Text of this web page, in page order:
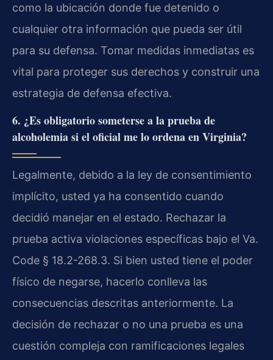
como la ubicación donde fue detenido o
cualquier otra información que pueda ser útil
para su defensa. Tomar medidas inmediatas es
vital para proteger sus derechos y construir una
estrategia de defensa efectiva.
6. ¿Es obligatorio someterse a la prueba de
alcoholemia si el oficial me lo ordena en Virginia?
Legalmente, debido a la ley de consentimiento
implícito, usted ya ha consentido cuando
decidió manejar en el estado. Rechazar la
prueba activa violaciones específicas bajo el Va.
Code § 18.2-268.3. Si bien usted tiene el poder
físico de negarse, hacerlo conlleva las
consecuencias descritas anteriormente. La
decisión de rechazar o no una prueba es una
cuestión compleja con ramificaciones legales